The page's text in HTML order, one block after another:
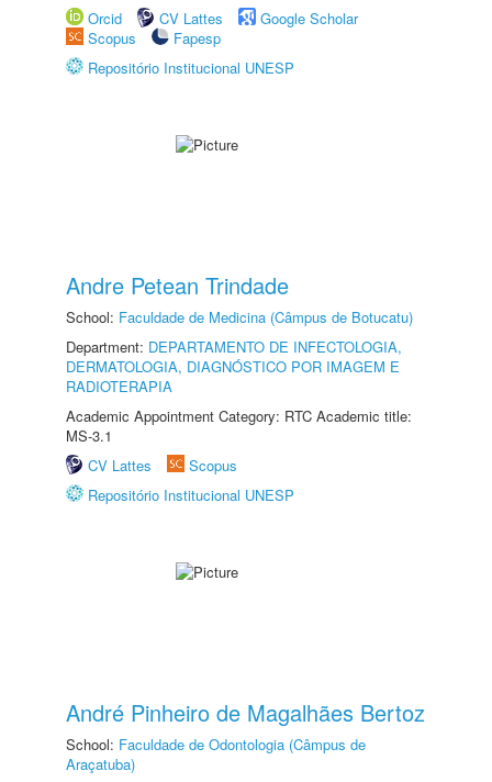
Orcid
CV Lattes
Google Scholar
Scopus
Fapesp
Repositório Institucional UNESP
Andre Petean Trindade
School: Faculdade de Medicina (Câmpus de Botucatu)
Department: DEPARTAMENTO DE INFECTOLOGIA,
DERMATOLOGIA, DIAGNÓSTICO POR IMAGEM E
RADIOTERAPIA
Academic Appointment Category: RTC Academic title:
MS-3.1
CV Lattes
Scopus
Repositório Institucional UNESP
André Pinheiro de Magalhães Bertoz
School: Faculdade de Odontologia (Câmpus de
Araçatuba)